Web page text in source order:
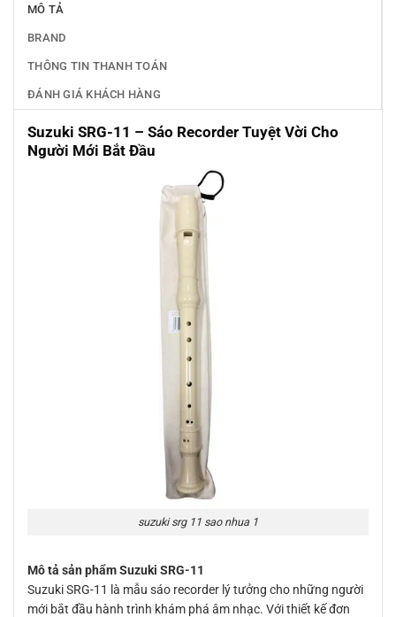
MÔ TẢ
BRAND
THÔNG TIN THANH TOÁN
ĐÁNH GIÁ KHÁCH HÀNG
Suzuki SRG-11 – Sáo Recorder Tuyệt Vời Cho
Người Mới Bắt Đầu
suzuki srg 11 sao nhua 1
Mô tả sản phẩm Suzuki SRG-11
Suzuki SRG-11 là mẫu sáo recorder lý tưởng cho những người
mới bắt đầu hành trình khám phá âm nhạc. Với thiết kế đơn